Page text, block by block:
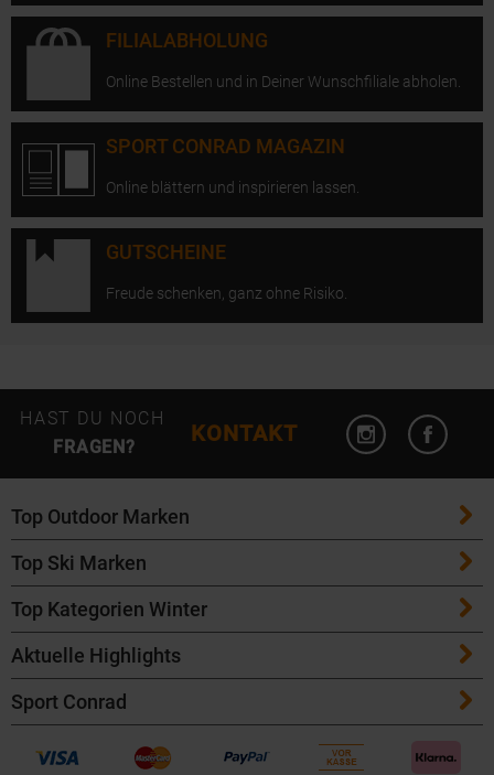
FILIALABHOLUNG
Online Bestellen und in Deiner Wunschfiliale abholen.
SPORT CONRAD MAGAZIN
Online blättern und inspirieren lassen.
GUTSCHEINE
Freude schenken, ganz ohne Risiko.
HAST DU NOCH
FRAGEN?
KONTAKT
Instagram
Top Outdoor Marken
Patagonia
Maloja
Salomon
Icebreaker
Garmin
Top Ski Marken
ATK Bindungen
K2 Ski
Völkl Ski
Fischer Ski
Top Kategorien Winter
Ski
Skitouren Ski
Langlaufski
Aktuelle Highlights
Maloja Fahrradbekleidung
Bike Helme von POC
Sport Conrad
Kontakt